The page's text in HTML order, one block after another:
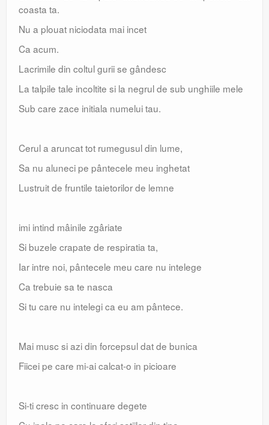
coasta ta.
Nu a plouat niciodata mai incet
Ca acum.
Lacrimile din coltul gurii se gândesc
La talpile tale incoltite si la negrul de sub unghiile mele
Sub care zace initiala numelui tau.
Cerul a aruncat tot rumegusul din lume,
Sa nu aluneci pe pântecele meu inghetat
Lustruit de fruntile taietorilor de lemne
imi intind mâinile zgâriate
Si buzele crapate de respiratia ta,
Iar intre noi, pântecele meu care nu intelege
Ca trebuie sa te nasca
Si tu care nu intelegi ca eu am pântece.
Mai musc si azi din forcepsul dat de bunica
Fiicei pe care mi-ai calcat-o in picioare
Si-ti cresc in continuare degete